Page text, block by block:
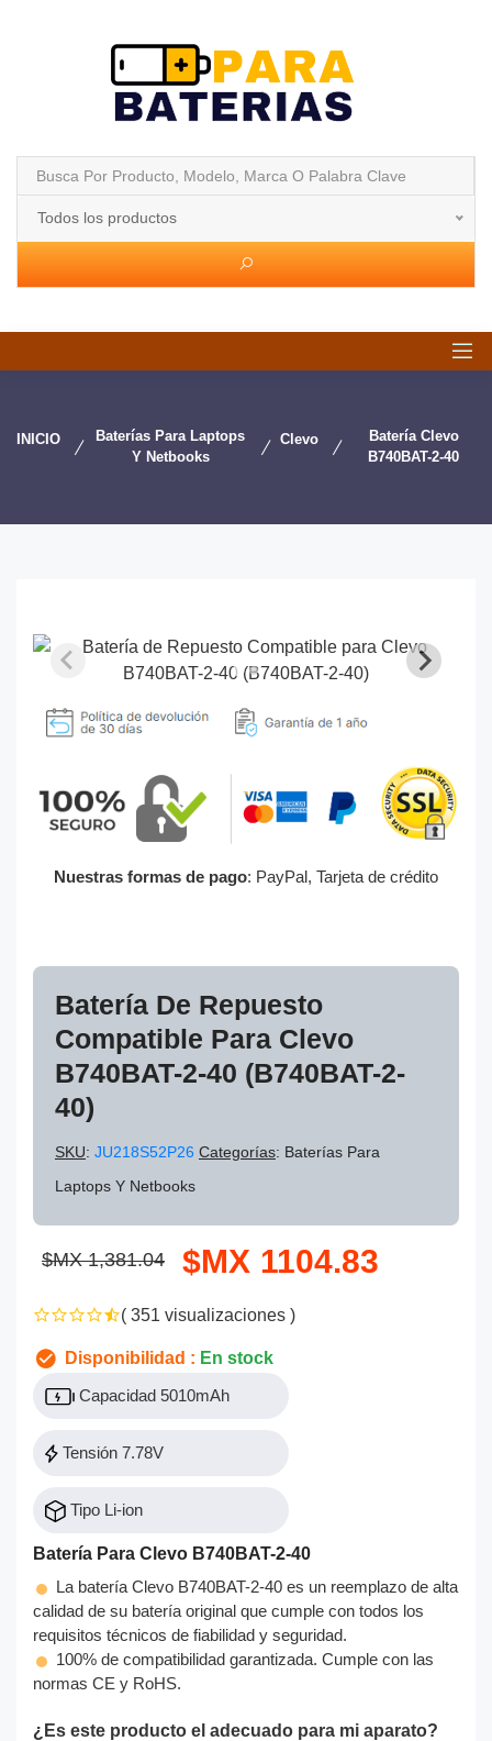
Todos los productos
INICIO
Baterías Para Laptops
Y Netbooks
Clevo
Batería Clevo
B740BAT-2-40
Nuestras formas de pago: PayPal, Tarjeta de crédito
Batería De Repuesto
Compatible Para Clevo
B740BAT-2-40 (B740BAT-2-
40)
SKU: JU218S52P26 Categorías: Baterías Para
Laptops Y Netbooks
$MX 1,381.04 $MX 1104.83
( 351 visualizaciones )
Disponibilidad : En stock
Capacidad 5010mAh
Tensión 7.78V
Tipo Li-ion
Batería Para Clevo B740BAT-2-40
La batería Clevo B740BAT-2-40 es un reemplazo de alta
calidad de su batería original que cumple con todos los
requisitos técnicos de fiabilidad y seguridad.
100% de compatibilidad garantizada. Cumple con las
normas CE y RoHS.
¿Es este producto el adecuado para mi aparato?